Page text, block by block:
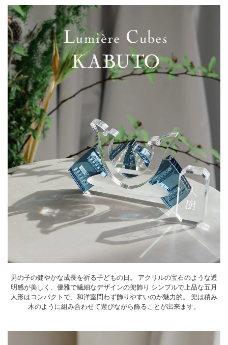
男の子の健やかな成長を祈る子どもの日。
アクリルの宝石のような透
明感が美しく、優雅で繊細なデザインの兜飾り シンプルで上品な五月
人形はコンパクトで、和洋室問わず飾りやすいのが魅力的。
兜は積み
木のように組み合わせて遊びながら飾ることが出来ます。